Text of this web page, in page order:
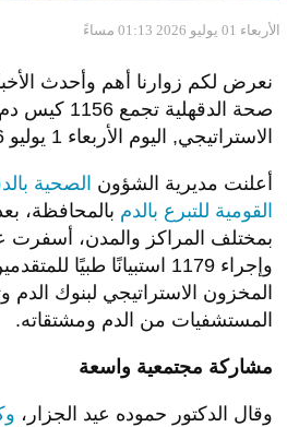
الأربعاء 01 يوليو 2026 01:13 مساءً
نعرض لكم زوارنا أهم وأحدث
صحة الدقهلية
الاستراتيجي, اليوم الأربعاء 1 يوليو 2026 01:13 مساءً
أعلنت مديرية الشؤون الصحية
القومية للتبرع بالدم
وإجراء 1179 استبيانًا
المخزون الاستراتيجي لبنوك الدم
المستشفيات من الدم ومشتقاته.
مشاركة مجتمعية واسعة
وقال الدكتور حموده عيد الجزار،